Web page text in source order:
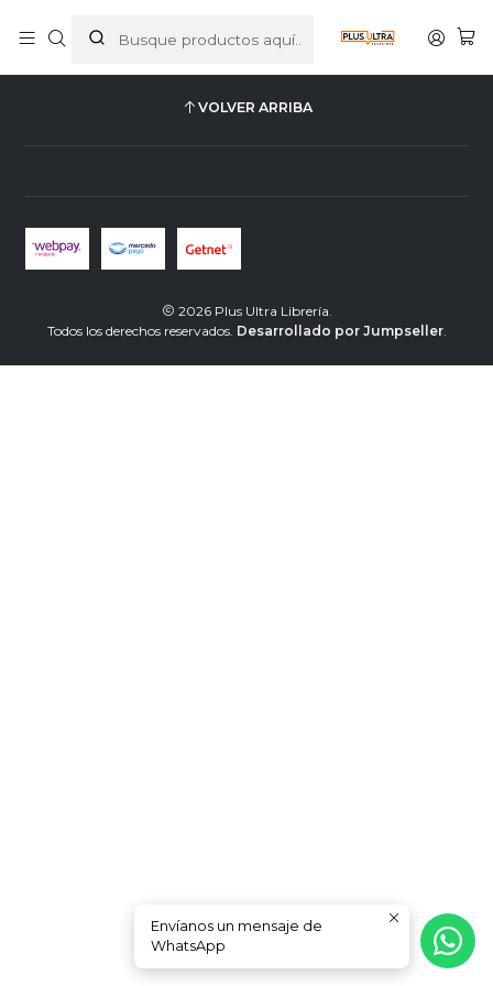
VOLVER ARRIBA
2026 Plus Ultra Librería.
Todos los derechos reservados. Desarrollado por Jumpseller.
Envíanos un mensaje de
WhatsApp